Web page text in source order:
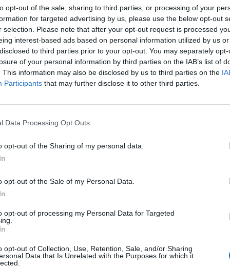
opt-out of the sale, sharing to third parties, or processing of your
for targeted advertising by us, please use the below opt-out
selection. Please note that after your opt-out request is processed
interest-based ads based on personal information utilized by us
to third parties prior to your opt-out. You may separately
of your personal information by third parties on the IAB’s list of
This information may also be disclosed by us to third parties on the
Participants that may further disclose it to other third parties.
Data Processing Opt Outs
opt-out of the Sharing of my personal data.
opt-out of the Sale of my Personal Data.
opt-out of processing my Personal Data for Targeted
opt-out of Collection, Use, Retention, Sale, and/or Sharing
Data that Is Unrelated with the Purposes for which it
di tale intesa) e rinviare al prosieguo,
concreta evoluzione dell'emergenza, la
sull'identificazione di ogni altro
necessario per gestire in maniera
effetti che l'attuale situazione ha
continua a produrre, sull'assetto del
nel Contratto di Licenza». Di fatto
uno slittamento dei pagamenti a
la tanto auspicata ripresa del
sancito nel Contratto di Licenza, ove
attuale, produrrebbe effetti
gravosi per Dazn, giacché verrebbe
in entrata con conseguente ulteriore
finanziario», scrive nella
posizione già fatta arrivare ai club da
da Img nei giorni scorsi.
Rudy Giuliani a Come States?
Trump, Meloni e la strategia
americana